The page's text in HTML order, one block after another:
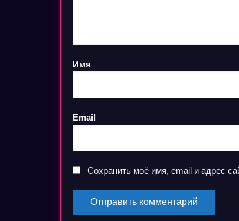
Имя
Email
Сохранить моё имя, email и адрес